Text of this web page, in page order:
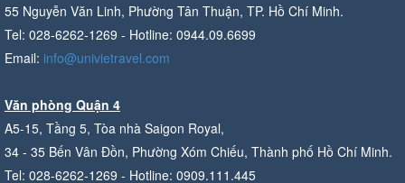
55 Nguyễn Văn Linh, Phường Tân Thuận, TP. Hồ Chí Minh.
Tel: 028-6262-1269 - Hotline: 0944.09.6699
Email: info@univietravel.com
Văn phòng Quận 4
A5-15, Tầng 5, Tòa nhà Saigon Royal,
34 - 35 Bến Vân Đồn, Phường Xóm Chiếu, Thành phố Hồ Chí Minh.
Tel: 028-6262-1269 - Hotline: 0909.111.445